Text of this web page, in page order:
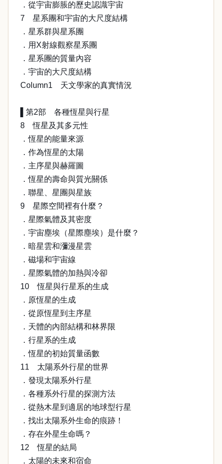
．從宇宙膨脹的歷史認識宇宙
7 星系團和宇宙的大尺度結構
．星系群與星系團
．用X射線觀察星系團
．星系團的質量內容
．宇宙的大尺度結構
Column1 天文學家的真實情況
▌第2部 各種恆星與行星
8 恆星及其多元性
．恆星的能量來源
．作為恆星的太陽
．主序星與赫羅圖
．恆星的壽命與質光關係
．聯星、星團與星族
9 星際空間裡有什麼？
．星際氣體及其密度
．宇宙塵埃（星際塵埃）是什麼？
．暗星雲和瀰漫星雲
．磁場和宇宙線
．星際氣體的加熱與冷卻
10 恆星與行星系的生成
．原恆星的生成
．從原恆星到主序星
．天體的內部結構和林界限
．行星系的生成
．恆星的初始質量函數
11 太陽系外行星的世界
．發現太陽系外行星
．各種系外行星的探測方法
．從熱木星到適居的地球型行星
．找出太陽系外生命的痕跡！
．存在外星生命嗎？
12 恆星的結局
．太陽的未來和宿命